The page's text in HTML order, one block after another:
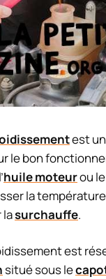
est
le bon
huile moteurou le
la
lasurchauffe.
est
situé sous le